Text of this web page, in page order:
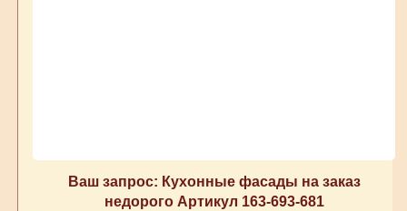
Ваш запрос: Кухонные фасады на заказ
недорого Артикул 163-693-681